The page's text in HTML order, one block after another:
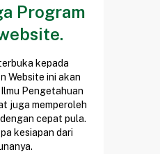
Program
kepada
Website ini akan
Pengetahuan
juga memperoleh
cepat pula.
kesiapan dari